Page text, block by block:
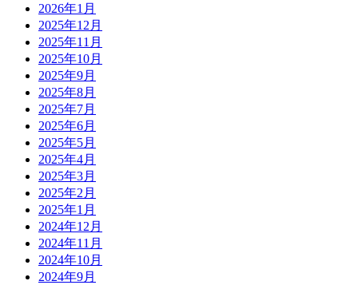
2026年1月
2025年12月
2025年11月
2025年10月
2025年9月
2025年8月
2025年7月
2025年6月
2025年5月
2025年4月
2025年3月
2025年2月
2025年1月
2024年12月
2024年11月
2024年10月
2024年9月